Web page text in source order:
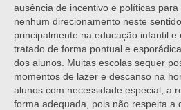
ausência de incentivo e políticas para
nenhum direcionamento neste
principalmente na educação infantil e
tratado de forma pontual e
dos alunos. Muitas escolas sequer
momentos de lazer e descanso na
alunos com necessidade especial, a
forma adequada, pois não respeita a